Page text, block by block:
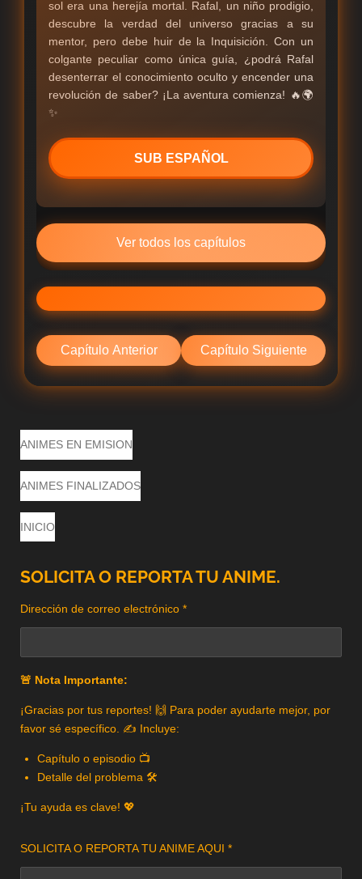
sol era una herejía mortal. Rafal, un niño prodigio,
descubre la verdad del universo gracias a su
mentor, pero debe huir de la Inquisición. Con un
colgante peculiar como única guía, ¿podrá Rafal
desenterrar el conocimiento oculto y encender una
revolución de saber? ¡La aventura comienza! 🔥🌍
✨
SUB ESPAÑOL
Ver todos los capítulos
Capítulo Anterior Capítulo Siguiente
ANIMES EN EMISION
ANIMES FINALIZADOS
INICIO
SOLICITA O REPORTA TU ANIME.
Dirección de correo electrónico *
🚨 Nota Importante:
¡Gracias por tus reportes! 🙌 Para poder ayudarte mejor, por
favor sé específico. ✍️ Incluye:
Capítulo o episodio 📺
Detalle del problema 🛠️
¡Tu ayuda es clave! 💖
SOLICITA O REPORTA TU ANIME AQUI *